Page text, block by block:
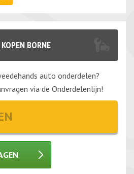
BORNE
auto onderdelen?
via de Onderdelenlijn!